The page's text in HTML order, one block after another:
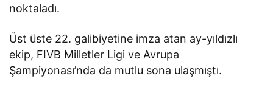
noktaladı.
Üst üste 22. galibiyetine imza atan ay-yıldızlı
ekip, FIVB Milletler Ligi ve Avrupa
Şampiyonası’nda da mutlu sona ulaşmıştı.